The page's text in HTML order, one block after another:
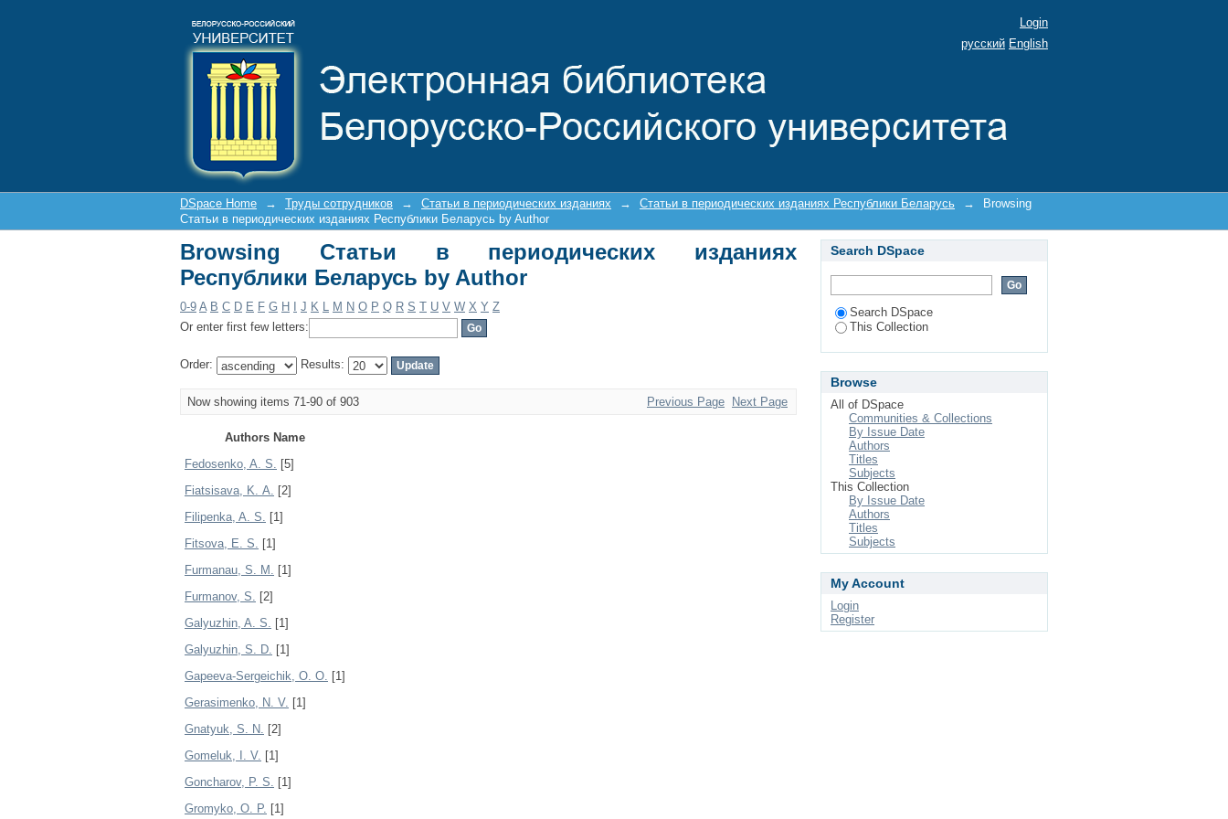
Login
русский English
DSpace Home → Труды сотрудников → Статьи в периодических изданиях → Статьи в периодических изданиях Республики Беларусь →
Browsing
Статьи в периодических изданиях Республики Беларусь by Author
Browsing Статьи в периодических изданиях
Республики Беларусь by Author
0-9 A B C D E F G H J K L M N O P Q R S T U V W X Y Z
Or enter first few letters:
Order: Results:
Now showing items 71-90 of 903 Previous Page Next Page
Authors Name
Fedosenko, A. S. [5]
Fiatsisava, K. А. [2]
Filipenka, A. S. [1]
Fitsova, E. S. [1]
Furmanau, S. M. [1]
Furmanov, S. [2]
Galyuzhin, A. S. [1]
Galyuzhin, S. D. [1]
Gapeeva-Sergeichik, О. О. [1]
Gerasimenko, N. V. [1]
Gnatyuk, S. N. [2]
Gomeluk, I. V. [1]
Goncharov, P. S. [1]
Gromyko, O. P. [1]
Search DSpace
Search DSpace
This Collection
Browse
All of DSpace
Communities & Collections
By Issue Date
Authors
Titles
Subjects
This Collection
By Issue Date
Authors
Titles
Subjects
My Account
Login
Register